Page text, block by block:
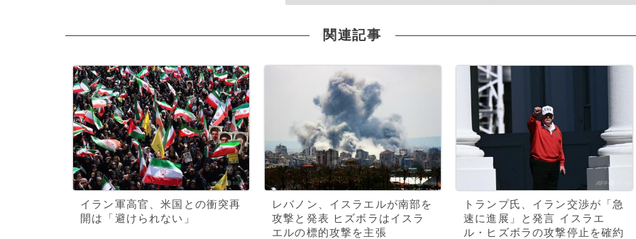
関連記事
イラン軍高官、米国との衝突再
開は「避けられない」
レバノン、イスラエルが南部を
攻撃と発表 ヒズボラはイスラ
エルの標的攻撃を主張
トランプ氏、イラン交渉が「急
速に進展」と発言 イスラエ
ル・ヒズボラの攻撃停止を確約